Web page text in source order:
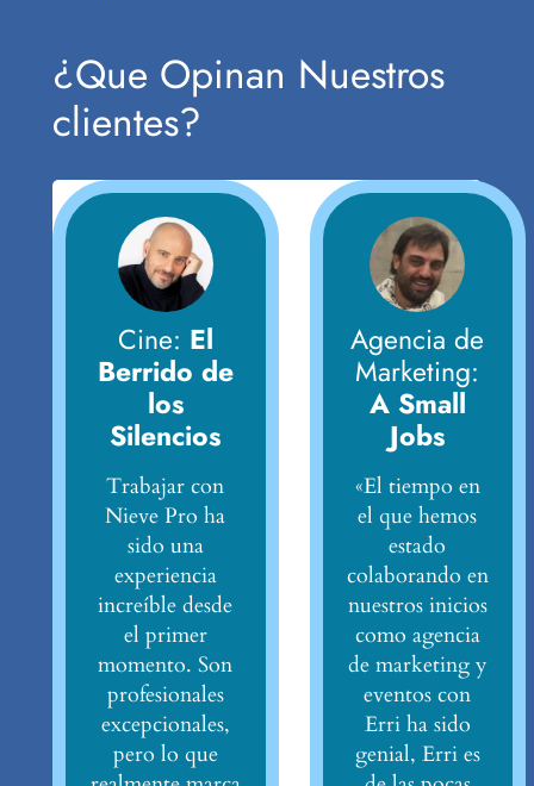
¿Que Opinan Nuestros
clientes?
Cine: El
Berrido de
los
Silencios
Trabajar con
Nieve Pro ha
sido una
experiencia
increíble desde
el primer
momento. Son
profesionales
excepcionales,
pero lo que
Agencia de
Marketing:
A Small
Jobs
«El tiempo en
el que hemos
estado
colaborando en
nuestros inicios
como agencia
de marketing y
eventos con
Erri ha sido
genial, Erri es